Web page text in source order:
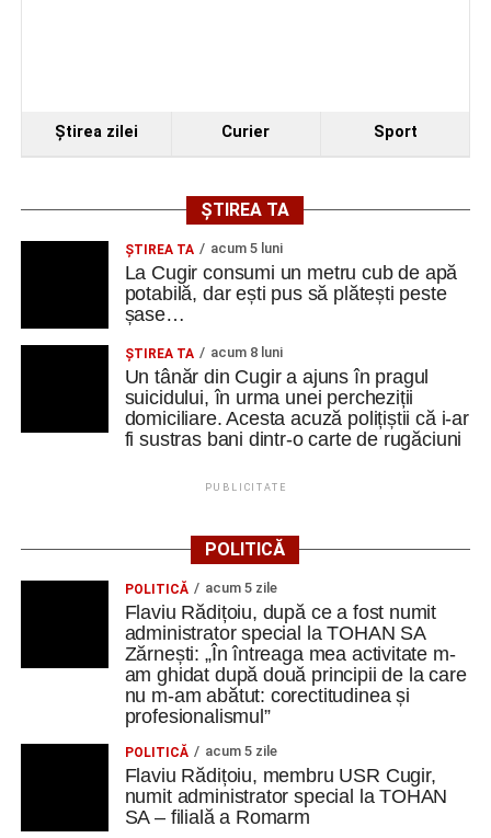
Ştirea zilei Curier Sport
ȘTIREA TA
ȘTIREA TA acum 5 luni
La Cugir consumi un metru cub de apă
potabilă, dar ești pus să plătești peste
șase…
ȘTIREA TA acum 8 luni
Un tânăr din Cugir a ajuns în pragul
suicidului, în urma unei percheziții
domiciliare. Acesta acuză polițiștii că i-ar
fi sustras bani dintr-o carte de rugăciuni
PUBLICITATE
POLITICĂ
POLITICĂ acum 5 zile
Flaviu Rădițoiu, după ce a fost numit
administrator special la TOHAN SA
Zărnești: „În întreaga mea activitate m-
am ghidat după două principii de la care
nu m-am abătut: corectitudinea și
profesionalismul”
POLITICĂ acum 5 zile
Flaviu Rădițoiu, membru USR Cugir,
numit administrator special la TOHAN
SA – filială a Romarm